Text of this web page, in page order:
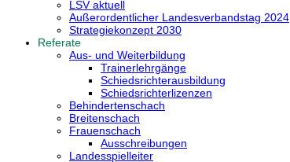
LSV aktuell
Außerordentlicher Landesverbandstag 2024
Strategiekonzept 2030
Referate
Aus- und Weiterbildung
Trainerlehrgänge
Schiedsrichterausbildung
Schiedsrichterlizenzen
Behindertenschach
Breitenschach
Frauenschach
Ausschreibungen
Landesspielleiter